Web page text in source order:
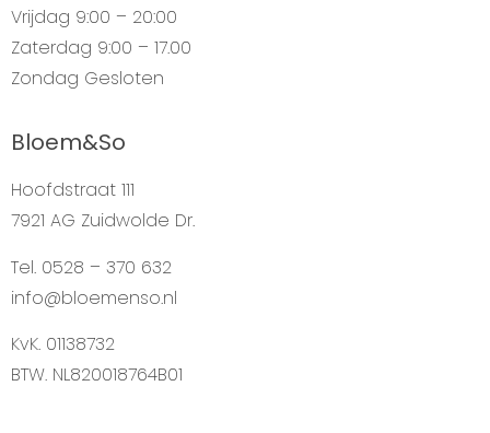
Vrijdag 9:00 – 20:00
Zaterdag 9:00 – 17.00
Zondag Gesloten
Bloem&So
Hoofdstraat 111
7921 AG Zuidwolde Dr.
Tel. 0528 – 370 632
info@bloemenso.nl
KvK. 01138732
BTW. NL820018764B01